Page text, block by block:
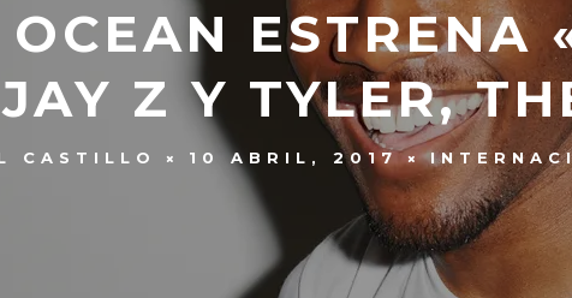
OCEAN ESTRENA
JAY Z Y TYLER,
CASTILLO 10 ABRIL, 2017